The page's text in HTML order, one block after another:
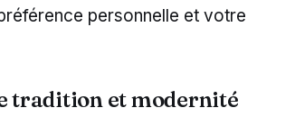
personnelle et votre
tradition et modernité